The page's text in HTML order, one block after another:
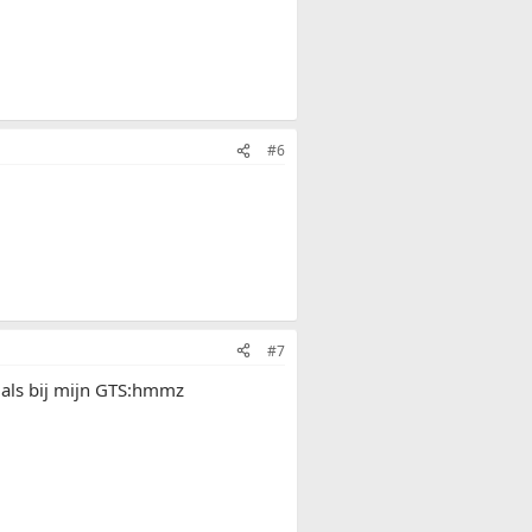
#6
#7
bij mijn GTS:hmmz